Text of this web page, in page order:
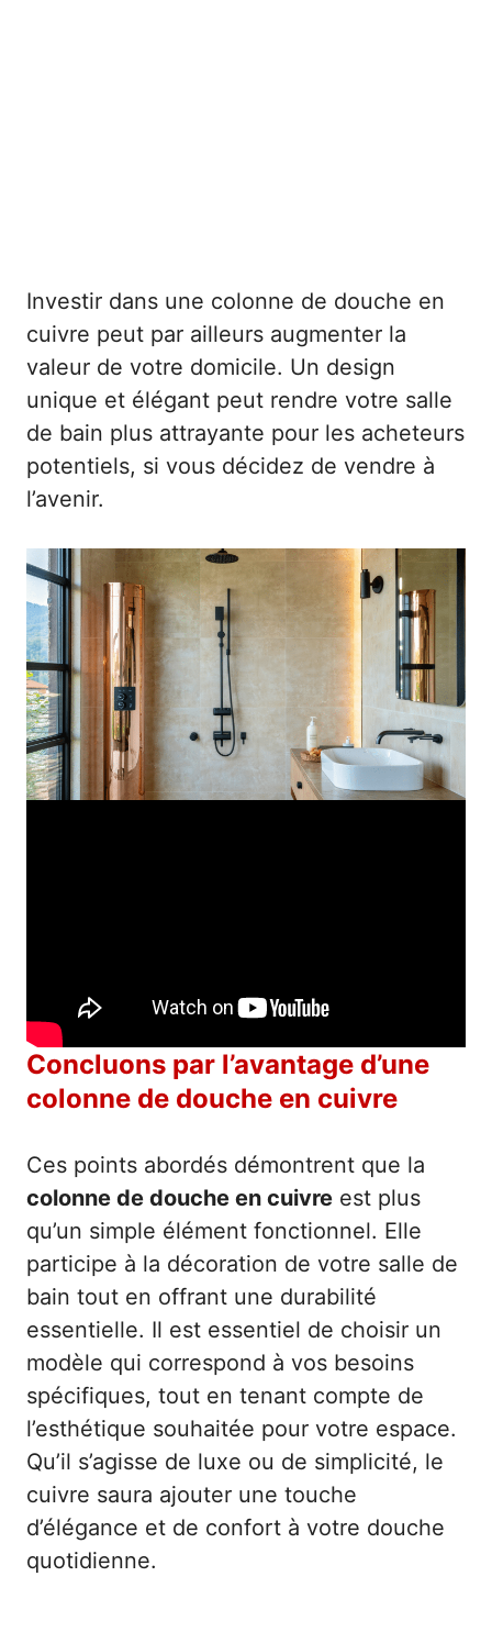
Investir dans une colonne de douche en
cuivre peut par ailleurs augmenter la
valeur de votre domicile. Un design
unique et élégant peut rendre votre salle
de bain plus attrayante pour les acheteurs
potentiels, si vous décidez de vendre à
l’avenir.
Concluons par l’avantage d’une
colonne de douche en cuivre
Ces points abordés démontrent que la
colonne de douche en cuivre est plus
qu’un simple élément fonctionnel. Elle
participe à la décoration de votre salle de
bain tout en offrant une durabilité
essentielle. Il est essentiel de choisir un
modèle qui correspond à vos besoins
spécifiques, tout en tenant compte de
l’esthétique souhaitée pour votre espace.
Qu’il s’agisse de luxe ou de simplicité, le
cuivre saura ajouter une touche
d’élégance et de confort à votre douche
quotidienne.